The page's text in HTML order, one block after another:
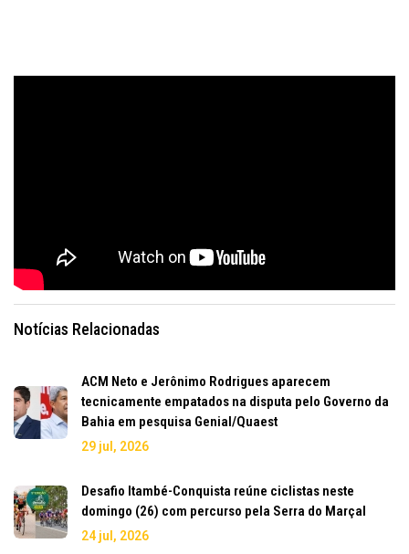
Notícias Relacionadas
ACM Neto e Jerônimo Rodrigues aparecem
tecnicamente empatados na disputa pelo Governo da
Bahia em pesquisa Genial/Quaest
29 jul, 2026
Desafio Itambé-Conquista reúne ciclistas neste
domingo (26) com percurso pela Serra do Marçal
24 jul, 2026